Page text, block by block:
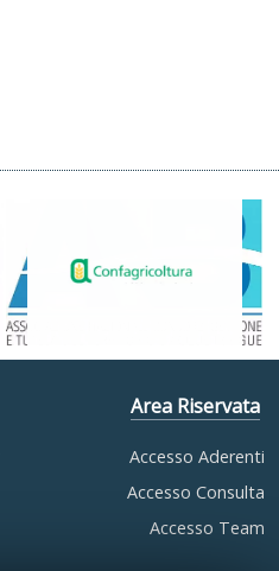
Area Riservata
Accesso Aderenti
Accesso Consulta
Accesso Team